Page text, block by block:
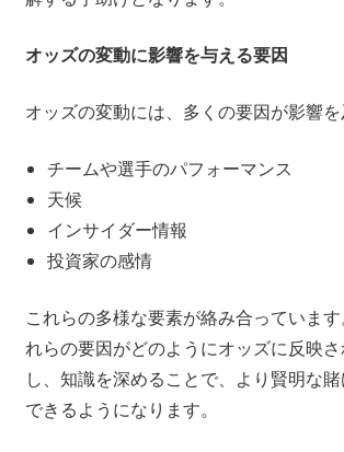
オッズの変動に影響を与える要因
オッズの変動には、多くの要因が影響を
チームや選手のパフォーマンス
天候
インサイダー情報
投資家の感情
これらの多様な要素が絡み合っていま
れらの要因がどのようにオッズに反映
し、知識を深めることで、より賢明な
できるようになります。